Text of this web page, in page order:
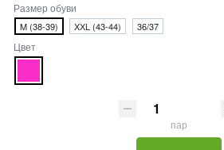
Размер обуви
M (38-39) XХL (43-44) 36/37
Цвет
пар